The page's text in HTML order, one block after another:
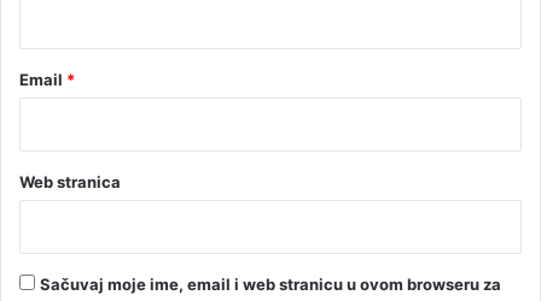
Email *
Web stranica
Sačuvaj moje ime, email i web stranicu u ovom browseru za